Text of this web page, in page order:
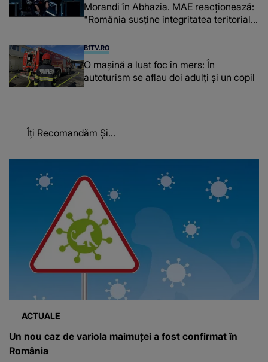
Morandi în Abhazia. MAE reacționează:
"România susține integritatea teritorială
B1TV.RO
O maşină a luat foc în mers: În
autoturism se aflau doi adulți și un copil
Îți Recomandăm Și...
ACTUALE
Un nou caz de variola maimuței a fost confirmat în
România